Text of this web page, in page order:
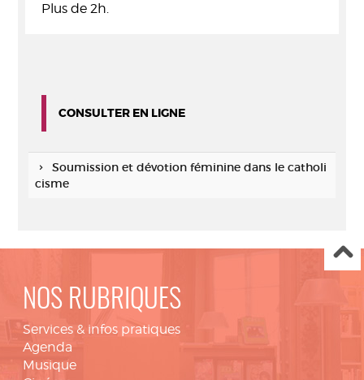
Plus de 2h.
CONSULTER EN LIGNE
Soumission et dévotion féminine dans le catholi
cisme
NOS RUBRIQUES
Services & infos pratiques
Agenda
Musique